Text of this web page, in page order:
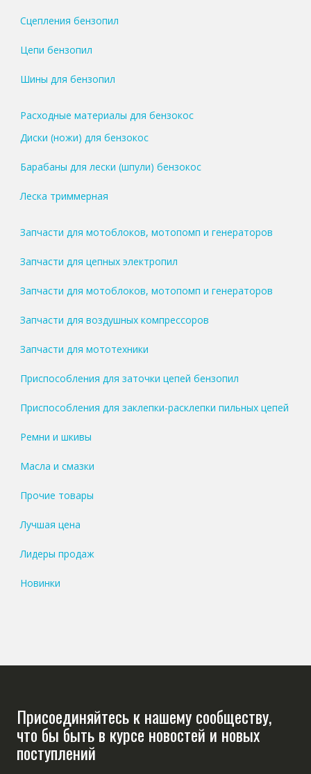
Сцепления бензопил
Цепи бензопил
Шины для бензопил
Расходные материалы для бензокос
Диски (ножи) для бензокос
Барабаны для лески (шпули) бензокос
Леска триммерная
Запчасти для мотоблоков, мотопомп и генераторов
Запчасти для цепных электропил
Запчасти для мотоблоков, мотопомп и генераторов
Запчасти для воздушных компрессоров
Запчасти для мототехники
Приспособления для заточки цепей бензопил
Приспособления для заклепки-расклепки пильных цепей
Ремни и шкивы
Масла и смазки
Прочие товары
Лучшая цена
Лидеры продаж
Новинки
Присоединяйтесь к нашему сообществу,
что бы быть в курсе новостей и новых
поступлений